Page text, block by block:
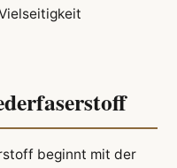
beginnt mit der